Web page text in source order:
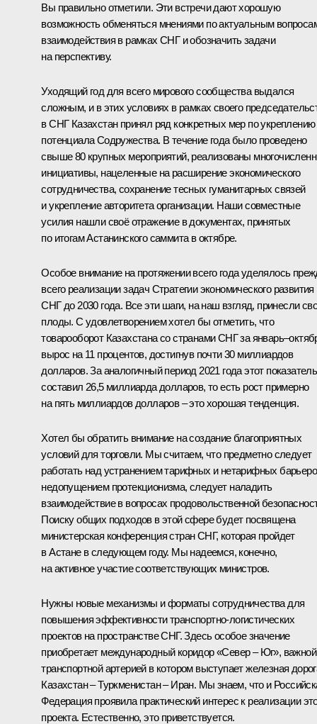
Вы правильно отметили. Эти встречи дают хорошую
возможность обменяться мнениями по актуальным
взаимодействия в рамках СНГ и обозначить задачи
на перспективу.
Уходящий год для всего мирового сообщества выдался
сложным, и в этих условиях в рамках своего
в СНГ Казахстан принял ряд конкретных мер по укреплению
потенциала Содружества. В течение года было проведено
свыше 80 крупных мероприятий, реализованы
инициативы, нацеленные на расширение экономического
сотрудничества, сохранение тесных гуманитарных связей
и укрепление авторитета организации. Наши совместные
усилия нашли своё отражение в документах, принятых
по итогам Астанинского саммита в октябре.
Особое внимание на протяжении всего года уделялось
всего реализации задач Стратегии экономического развития
СНГ до 2030 года. Все эти шаги, на наш взгляд, принесли
плоды. С удовлетворением хотел бы отметить, что
товарооборот Казахстана со странами СНГ за
вырос на 11 процентов, достигнув почти 30 миллиардов
долларов. За аналогичный период 2021 года этот показатель
составил 26,5 миллиарда долларов, то есть рост примерно
на пять миллиардов долларов – это хорошая тенденция.
Хотел бы обратить внимание на создание благоприятных
условий для торговли. Мы считаем, что предметно следует
работать над устранением тарифных и нетарифных
недопущением протекционизма, следует наладить
взаимодействие в вопросах продовольственной
Поиску общих подходов в этой сфере будет посвящена
министерская конференция стран СНГ, которая пройдет
в Астане в следующем году. Мы надеемся, конечно,
на активное участие соответствующих министров.
Нужны новые механизмы и форматы сотрудничества для
повышения эффективности транспортно-логистических
проектов на пространстве СНГ. Здесь особое значение
приобретает международный коридор «Север – Юг», важной
транспортной артерией в котором выступает железная
Казахстан – Туркменистан – Иран. Мы знаем, что и
Федерация проявила практический интерес к реализации
проекта. Естественно, это приветствуется.